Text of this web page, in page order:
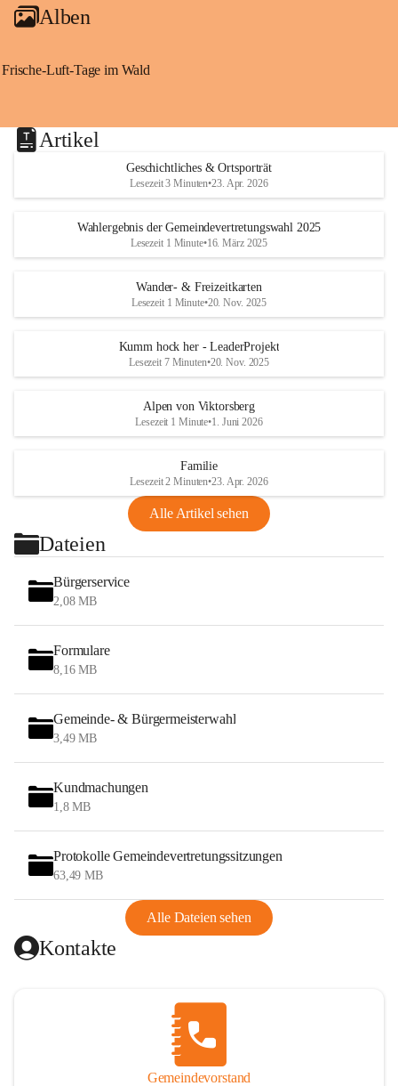
Alben
Frische-Luft-Tage im Wald
Artikel
Geschichtliches & Ortsporträt
Lesezeit 3 Minuten•23. Apr. 2026
Wahlergebnis der Gemeindevertretungswahl 2025
Lesezeit 1 Minute•16. März 2025
Wander- & Freizeitkarten
Lesezeit 1 Minute•20. Nov. 2025
Kumm hock her - LeaderProjekt
Lesezeit 7 Minuten•20. Nov. 2025
Alpen von Viktorsberg
Lesezeit 1 Minute•1. Juni 2026
Familie
Lesezeit 2 Minuten•23. Apr. 2026
Alle Artikel sehen
Dateien
Bürgerservice
2,08 MB
Formulare
8,16 MB
Gemeinde- & Bürgermeisterwahl
3,49 MB
Kundmachungen
1,8 MB
Protokolle Gemeindevertretungssitzungen
63,49 MB
Alle Dateien sehen
Kontakte
Gemeindevorstand